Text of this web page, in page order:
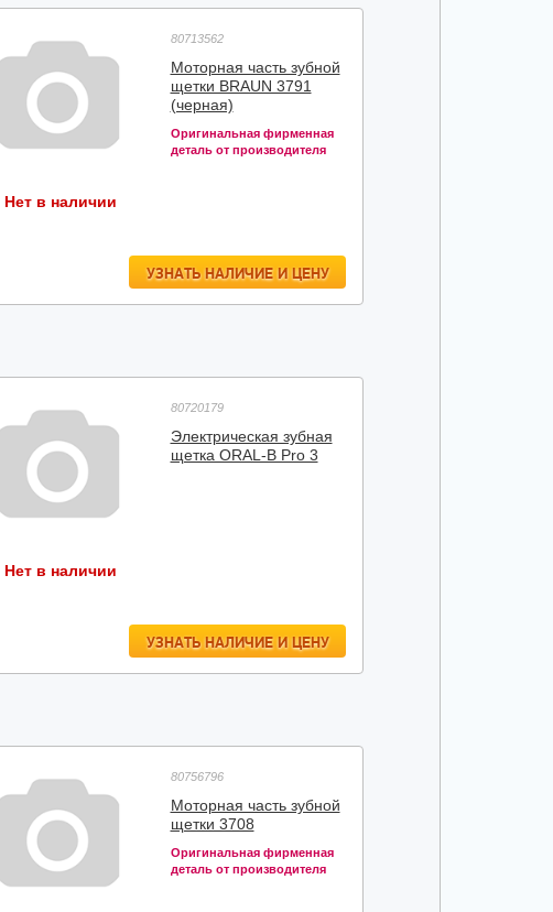
80713562
Моторная часть зубной
щетки BRAUN 3791
(черная)
Оригинальная фирменная
деталь от производителя
УЗНАТЬ НАЛИЧИЕ И ЦЕНУ
Нет в наличии
80720179
Электрическая зубная
щетка ORAL-B Pro 3
УЗНАТЬ НАЛИЧИЕ И ЦЕНУ
Нет в наличии
80756796
Моторная часть зубной
щетки 3708
Оригинальная фирменная
деталь от производителя